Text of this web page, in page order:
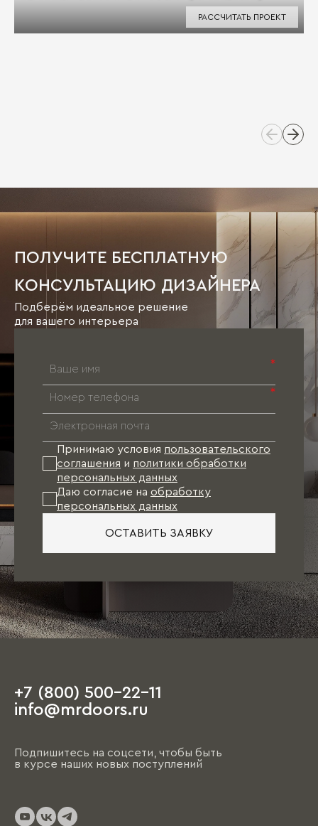
РАССЧИТАТЬ ПРОЕКТ
ПОЛУЧИТЕ БЕСПЛАТНУЮ
КОНСУЛЬТАЦИЮ ДИЗАЙНЕРА
Подберём идеальное решение
для вашего интерьера
*
*
Принимаю условия пользовательского
соглашения и политики обработки
персональных данных
Даю согласие на обработку
персональных данных
ОСТАВИТЬ ЗАЯВКУ
+7 (800) 500-22-11
info@mrdoors.ru
Подпишитесь на соцсети, чтобы быть
в курсе наших новых поступлений